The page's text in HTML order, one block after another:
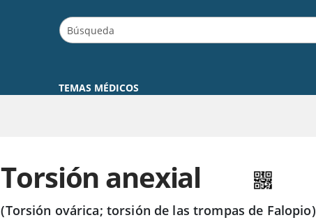
TEMAS MÉDICOS
Torsión anexial
(Torsión ovárica; torsión de las trompas de Falopio)